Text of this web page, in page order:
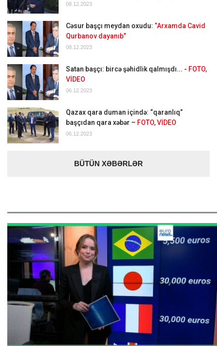
08.12.2023
Cəsur başçı meydan oxudu: “Arxamda Cavid
Qurbanov dayanıb”
08.12.2023
Satan başçı: bircə şəhidlik qalmışdı... - FOTO,
VİDEO
06.12.2023
Qazax qara duman içində: “qaranlıq”
başçıdan qara xəbər – FOTO, VİDEO
06.12.2023
BÜTÜN XƏBƏRLƏR